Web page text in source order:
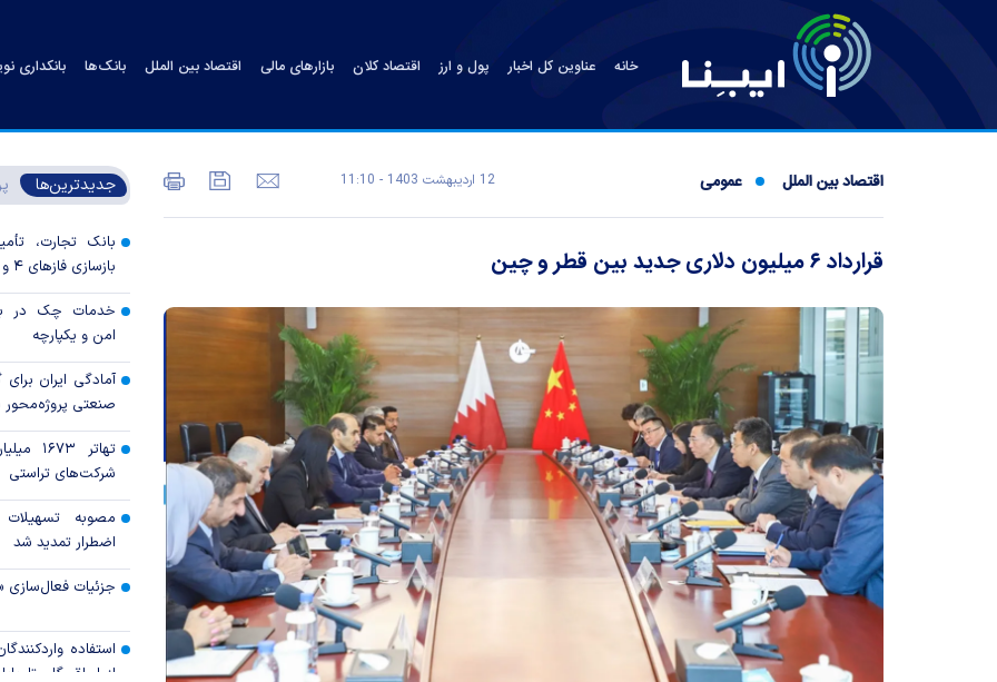
خانه عناوین کل اخبار پول و ارز اقتصاد کلان بازارهای مالی اقتصاد بین الملل بانک‌ها بانکداری
اقتصاد بین الملل عمومی 12 ارديبهشت 1403 - 11:10
قرارداد ۶ میلیون دلاری جدید بین قطر و چین
جدیدترین‌ها
بانک تجارت،
بازسازی فاز‌های ۴ و ۵ پارس جنوبی
خدمات چک در
امن و یکپارچه
آمادگی ایران
صنعتی
تهاتر
شرکت‌های تراستی
مصوبه
اضطرار تمدید شد
جزئیات فعال‌سازی
استفاده